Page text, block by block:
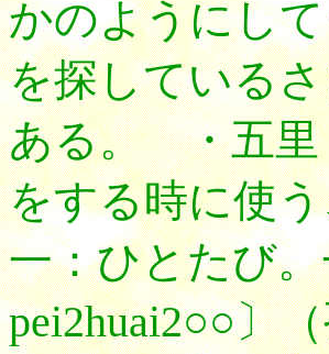
かのようにし
を探している
ある。 ・五里
をする時に使
一：ひとたび
pei2huai2○○〕